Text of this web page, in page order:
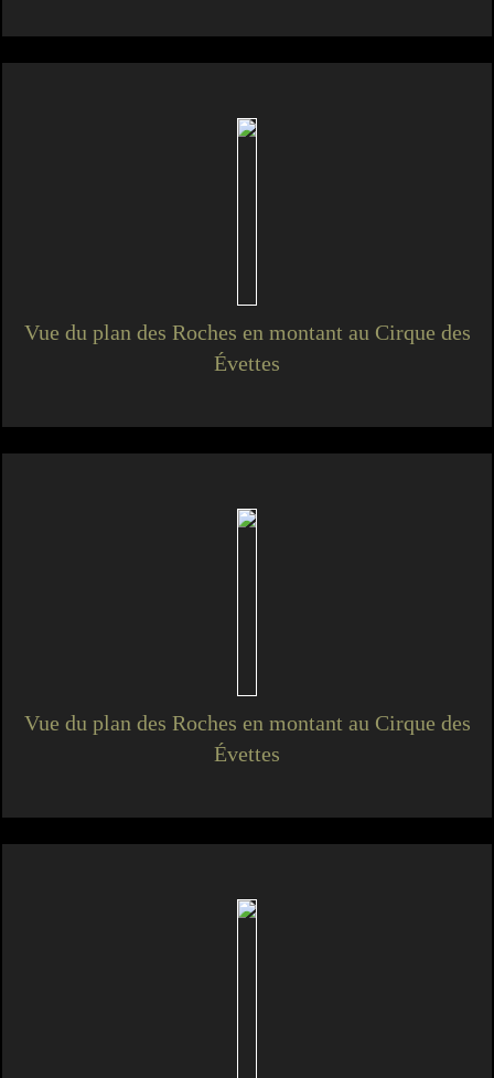
Vue du plan des Roches en montant au Cirque des
Évettes
Vue du plan des Roches en montant au Cirque des
Évettes